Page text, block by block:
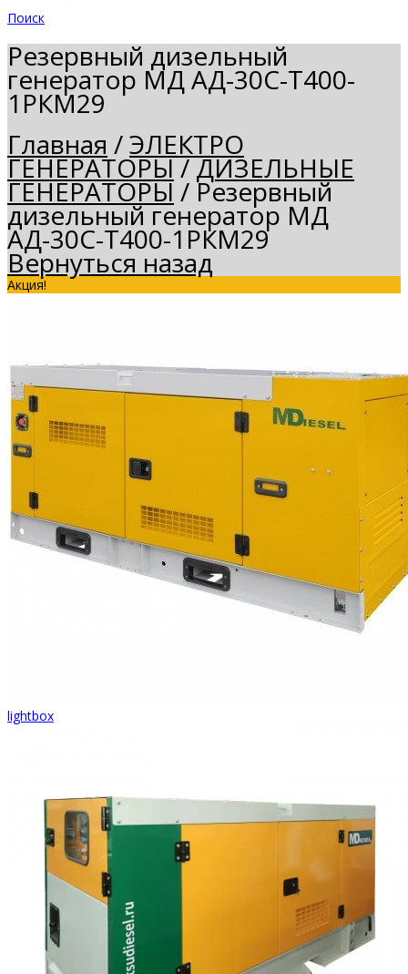
Поиск
Резервный дизельный
генератор МД АД-30С-Т400-
1РКМ29
Главная /ЭЛЕКТРО
ГЕНЕРАТОРЫ/ДИЗЕЛЬНЫЕ
ГЕНЕРАТОРЫ/ Резервный
дизельный генератор МД
АД-30С-Т400-1РКМ29
Вернуться назад
Акция!
lightbox